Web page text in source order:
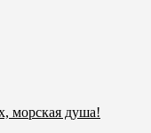
морская душа!